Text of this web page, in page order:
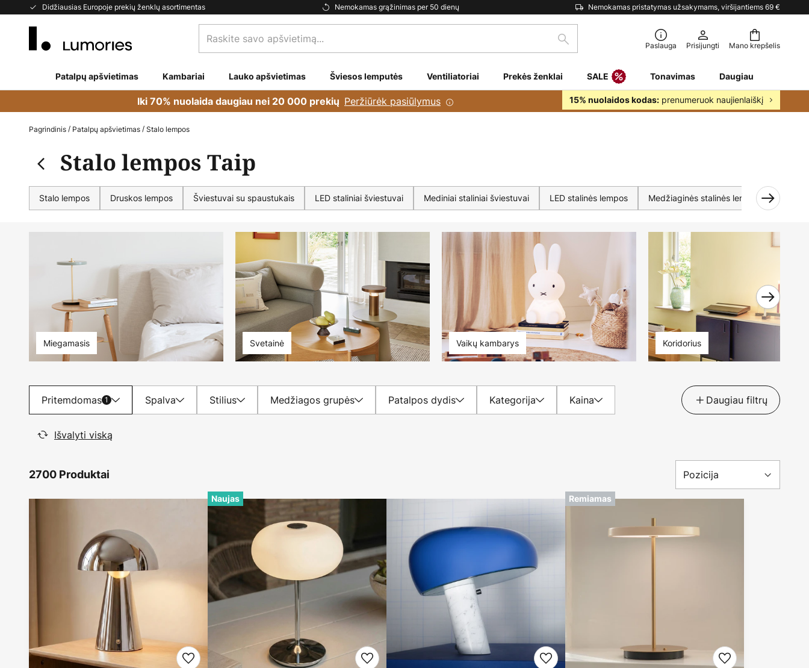
Didžiausias Europoje prekių ženklų asortimentas Nemokamas grąžinimas per 50 dienų Nemokamas pristatymas užsakymams, viršijantiems 69 €
Skip
Mano krepšelis
savo
Paieška Paslauga Prisijungti
Patalpų apšvietimas Kambariai Lauko apšvietimas Šviesos lemputės Ventiliatoriai Prekės ženklai SALE Tonavimas Daugiau
Iki 70% nuolaida daugiau nei 20 000 prekių Peržiūrėk pasiūlymus 15% nuolaidos kodas: prenumeruok naujienlaiškį
Pagrindinis Patalpų apšvietimas Stalo lempos
Stalo lempos Taip
Stalo lempos Druskos lempos Šviestuvai su spaustukais LED staliniai šviestuvai Mediniai staliniai šviestuvai LED stalinės lempos Medžiaginės stalinės lempos
Miegamasis Svetainė Vaikų kambarys Koridorius
Pritemdomas 1 Spalva Stilius Medžiagos grupės Patalpos dydis Kategorija Kaina Daugiau filtrų
Išvalyti viską
2700 Produktai
Naujas Remiamas